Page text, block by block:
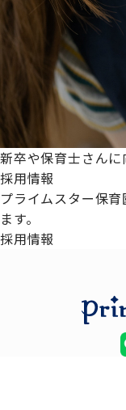
新卒や保育士さんに
採用情報
プライムスター保
ます。
採用情報